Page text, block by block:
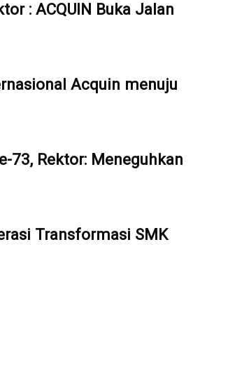
: ACQUIN Buka Jalan
Acquin menuju
73, Rektor: Meneguhkan
Transformasi SMK